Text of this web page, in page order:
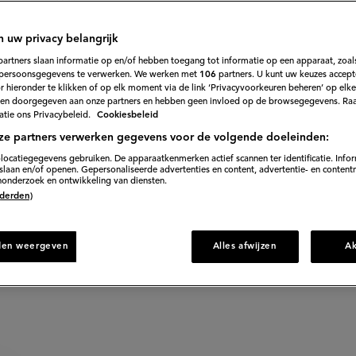
Fruit
Rupsen'
hartstikke leuk om te trakteren!
recept
uw privacy belangrijk
slaan informatie op en/of hebben toegang tot informatie op een apparaat, zoals
te verwerken. We werken met 106 partners. U kunt uw keuzes
hieronder te klikken of op elk moment via de link ‘Privacyvoorkeuren beheren’ op
doorgegeven aan onze partners en hebben geen invloed op de browsegegevens.
ons Privacybeleid.
Cookiesbeleid
partners verwerken gegevens voor de volgende doeleinden:
gebruiken. De apparaatkenmerken actief scannen ter identificatie.
en/of openen. Gepersonaliseerde advertenties en content, advertentie- en
en ontwikkeling van diensten.
weergeven Alles afwijzen